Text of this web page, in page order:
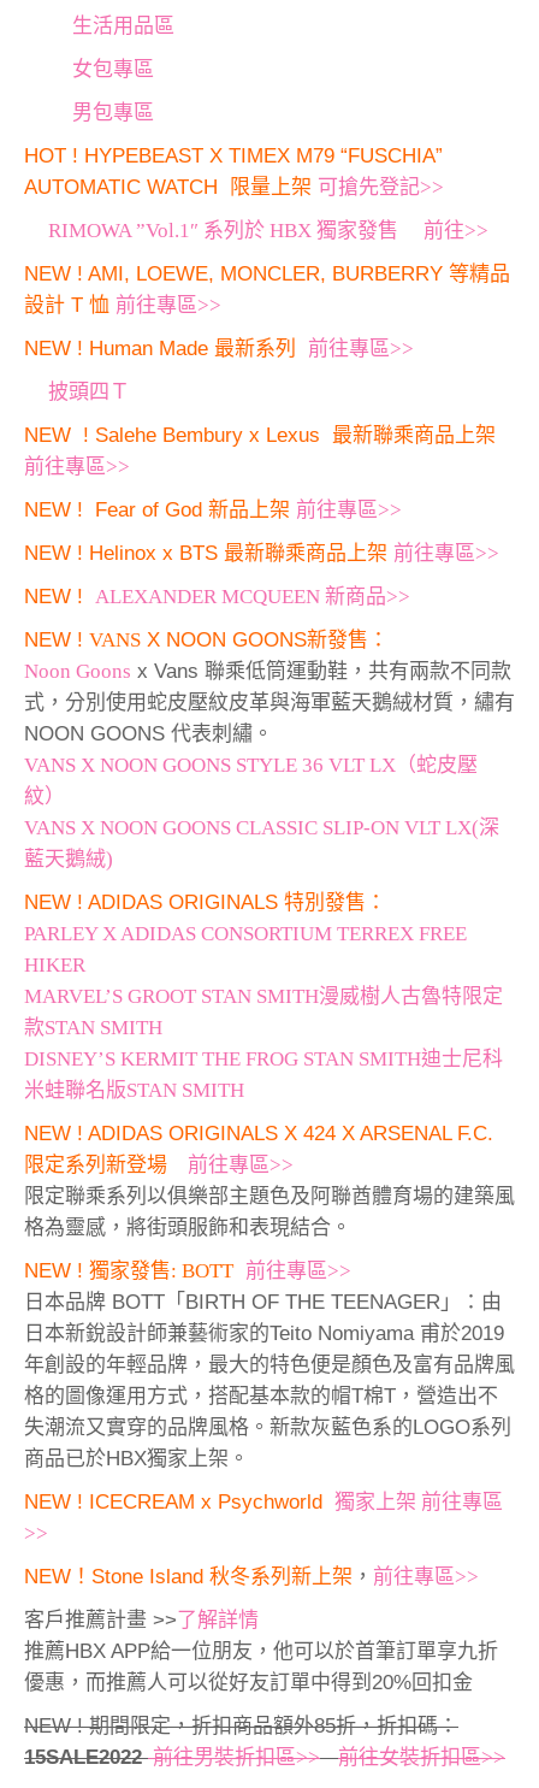
生活用品區
女包專區
男包專區
HOT ! HYPEBEAST X TIMEX M79 “FUSCHIA”
AUTOMATIC WATCH 限量上架 可搶先登記>>
RIMOWA ”Vol.1″ 系列於 HBX 獨家發售 前往>>
NEW ! AMI, LOEWE, MONCLER, BURBERRY 等精品
設計 T 恤 前往專區>>
NEW ! Human Made 最新系列
前往專區>>
披頭四Ｔ
NEW ! Salehe Bembury x Lexus 最新聯乘商品上架
前往專區>>
NEW ! Fear of God 新品上架 前往專區>>
NEW ! Helinox x BTS 最新聯乘商品上架 前往專區>>
NEW ! ALEXANDER MCQUEEN 新商品>>
NEW ! VANS X NOON GOONS新發售：
Noon Goons x Vans 聯乘低筒運動鞋，共有兩款不同款
式，分別使用蛇皮壓紋皮革與海軍藍天鵝絨材質，繡有
NOON GOONS 代表刺繡。
VANS X NOON GOONS STYLE 36 VLT LX（蛇皮壓
紋）
VANS X NOON GOONS CLASSIC SLIP-ON VLT LX(深
藍天鵝絨)
NEW ! ADIDAS ORIGINALS 特別發售：
PARLEY X ADIDAS CONSORTIUM TERREX FREE
HIKER
MARVEL’S GROOT STAN SMITH漫威樹人古魯特限定
款STAN SMITH
DISNEY’S KERMIT THE FROG STAN SMITH迪士尼科
米蛙聯名版STAN SMITH
NEW ! ADIDAS ORIGINALS X 424 X ARSENAL F.C.
限定系列新登場
前往專區>>
限定聯乘系列以俱樂部主題色及阿聯酋體育場的建築風
格為靈感，將街頭服飾和表現結合。
NEW ! 獨家發售: BOTT 前往專區>>
日本品牌 BOTT「BIRTH OF THE TEENAGER」：由
日本新銳設計師兼藝術家的Teito Nomiyama 甫於2019
年創設的年輕品牌，最大的特色便是顏色及富有品牌風
格的圖像運用方式，搭配基本款的帽T棉T，營造出不
失潮流又實穿的品牌風格。新款灰藍色系的LOGO系列
商品已於HBX獨家上架。
NEW ! ICECREAM x Psychworld
獨家上架 前往專區
>>
NEW！Stone Island 秋冬系列新上架 ， 前往專區>>
客戶推薦計畫 >> 了解詳情
推薦HBX APP給一位朋友，他可以於首筆訂單享九折
優惠，而推薦人可以從好友訂單中得到20%回扣金
NEW ! 期間限定，折扣商品額外85折，折扣碼：
15SALE2022 前往男裝折扣區>>
前往女裝折扣區>>